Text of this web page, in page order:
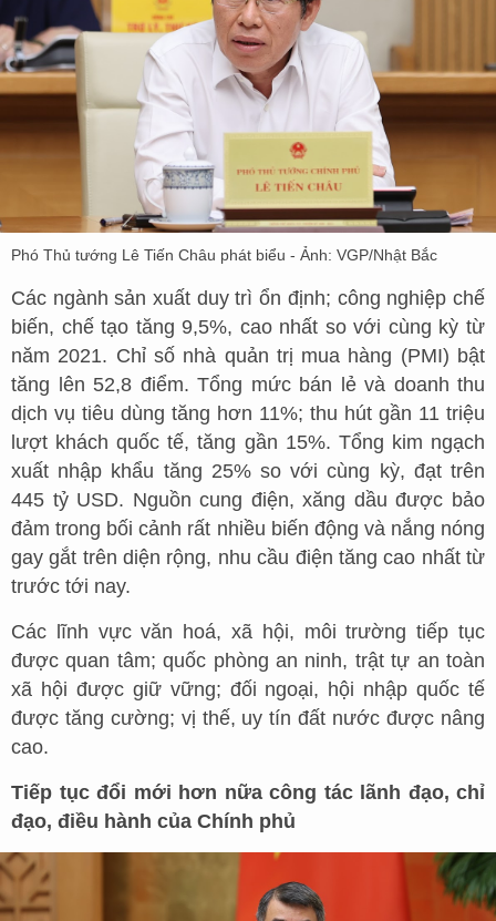
Phó Thủ tướng Lê Tiến Châu phát biểu - Ảnh: VGP/Nhật Bắc
Các ngành sản xuất duy trì ổn định; công nghiệp chế
biến, chế tạo tăng 9,5%, cao nhất so với cùng kỳ từ
năm 2021. Chỉ số nhà quản trị mua hàng (PMI) bật
tăng lên 52,8 điểm. Tổng mức bán lẻ và doanh thu
dịch vụ tiêu dùng tăng hơn 11%; thu hút gần 11 triệu
lượt khách quốc tế, tăng gần 15%. Tổng kim ngạch
xuất nhập khẩu tăng 25% so với cùng kỳ, đạt trên
445 tỷ USD. Nguồn cung điện, xăng dầu được bảo
đảm trong bối cảnh rất nhiều biến động và nắng nóng
gay gắt trên diện rộng, nhu cầu điện tăng cao nhất từ
trước tới nay.
Các lĩnh vực văn hoá, xã hội, môi trường tiếp tục
được quan tâm; quốc phòng an ninh, trật tự an toàn
xã hội được giữ vững; đối ngoại, hội nhập quốc tế
được tăng cường; vị thế, uy tín đất nước được nâng
cao.
Tiếp tục đổi mới hơn nữa công tác lãnh đạo, chỉ
đạo, điều hành của Chính phủ